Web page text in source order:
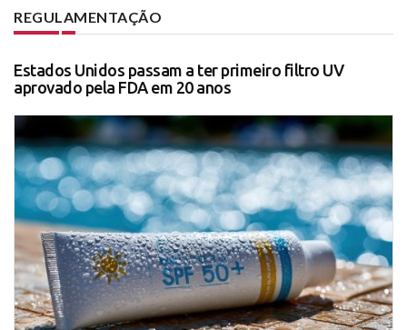
REGULAMENTAÇÃO
Estados Unidos passam a ter primeiro filtro UV
aprovado pela FDA em 20 anos